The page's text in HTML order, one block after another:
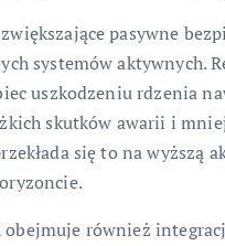
pasywne
systemów aktywnych.
uszkodzeniu rdzenia
skutków awarii i
się to na wyższą
również